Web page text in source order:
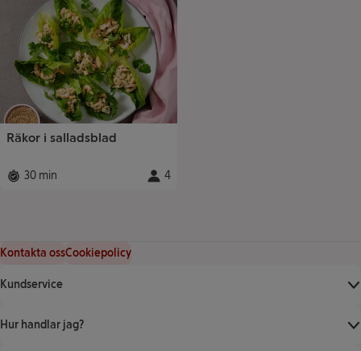
Räkor i salladsblad
Total tid:
30 min Portioner
4
Kontakta ossCookiepolicy
Kundservice
Hur handlar jag?